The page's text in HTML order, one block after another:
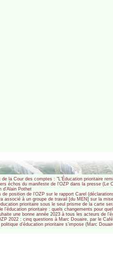
de la Cour des comptes : "L’Éducation prioritaire
échos du manifeste de l’OZP dans la presse (Le
d’Alain Pothet
de position de l’OZP sur le rapport Carel
associé à un groupe de travail [du MEN] sur la
prioritaire sous le seul prisme de la carte
l’éducation prioritaire : quels changements pour
une bonne année 2023 à tous les acteurs de
2022 : cinq questions à Marc Douaire, par le Café
d’éducation prioritaire s’impose (Marc